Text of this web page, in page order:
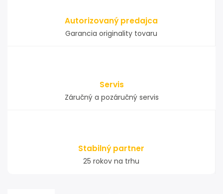
Autorizovaný predajca
Garancia originality tovaru
Servis
Záručný a pozáručný servis
Stabilný partner
25 rokov na trhu